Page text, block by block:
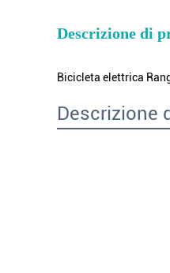
Descrizione di
Bicicleta elettrica
Descrizione